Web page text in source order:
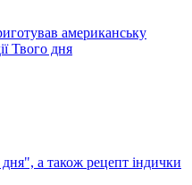
американську
Твого дня
а також рецепт індички